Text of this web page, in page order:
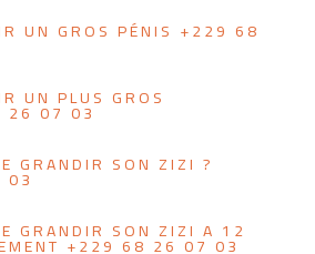
UN GROS PÉNIS +229 68
UN PLUS GROS
26 07 03
GRANDIR SON ZIZI ?
GRANDIR SON ZIZI A 12
+229 68 26 07 03